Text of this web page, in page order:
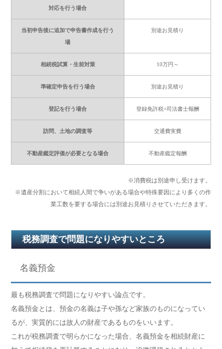
対応を行う場合
当初申告後に追加で申告書作成を行う
場
別途お見積り
相続税試算・生前対策 10万円～
準確定申告を行う場合 別途お見積り
登記を行う場合 登録免許税+司法書士報酬
訪問、土地の調査等 交通費実費
不動産鑑定評価が必要となる場合 不動産鑑定報酬
※消費税は別途申し受けます。
※遺産分割において相続人間で争いがある場合や特殊要因により多くの作
業工数を要する場合には別途お見積りさせていただきます。
税務調査で問題になりやすいところ
名義預金
最も税務調査で問題になりやすい論点です。
名義預金とは、預金の名義は子や孫など家族のものになってい
るが、実質的には故人の財産であるものをいいます。
これが税務調査で明らかになった場合、名義預金を相続財産に